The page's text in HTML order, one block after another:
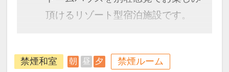
頂けるリゾート型宿泊施設です。
ジックゾーン 和室 バス・トイレ
禁煙和室 朝 昼 夕 禁煙ルーム